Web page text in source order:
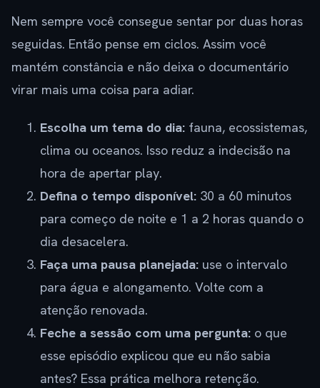
Nem sempre você consegue sentar por duas horas
seguidas. Então pense em ciclos. Assim você
mantém constância e não deixa o documentário
virar mais uma coisa para adiar.
Escolha um tema do dia: fauna, ecossistemas,
clima ou oceanos. Isso reduz a indecisão na
hora de apertar play.
Defina o tempo disponível: 30 a 60 minutos
para começo de noite e 1 a 2 horas quando o
dia desacelera.
Faça uma pausa planejada: use o intervalo
para água e alongamento. Volte com a
atenção renovada.
Feche a sessão com uma pergunta: o que
esse episódio explicou que eu não sabia
antes? Essa prática melhora retenção.